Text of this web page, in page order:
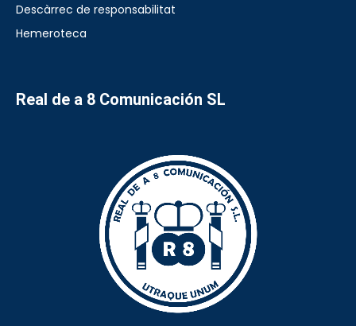
Descàrrec de responsabilitat
Hemeroteca
Real de a 8 Comunicación SL